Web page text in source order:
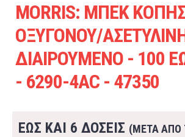
MORRIS: ΜΠΕΚ
ΟΞΥΓΟΝΟΥ/
ΔΙΑΙΡΟΥΜΕΝΟ - 100
- 6290-4AC - 47350
ΕΩΣ ΚΑΙ 6 ΔΟΣΕΙΣ (ΜΕΤΑ ΑΠΟ